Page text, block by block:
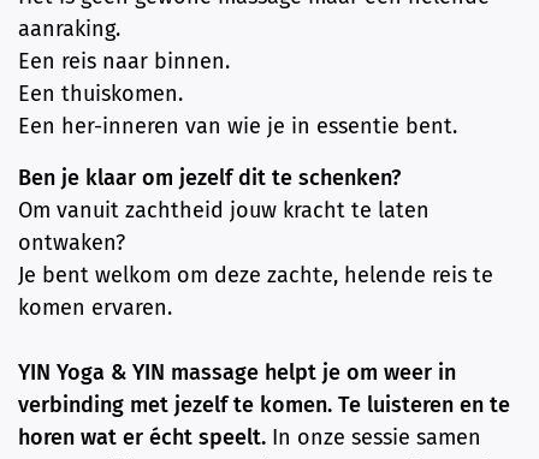
aanraking.
Een reis naar binnen.
Een thuiskomen.
Een her-inneren van wie je in essentie bent.
Ben je klaar om jezelf dit te schenken?
Om vanuit zachtheid jouw kracht te laten
ontwaken?
Je bent welkom om deze zachte, helende reis te
komen ervaren.
YIN Yoga & YIN massage helpt je om weer in
verbinding met jezelf te komen. Te luisteren en te
horen wat er écht speelt. In onze sessie samen